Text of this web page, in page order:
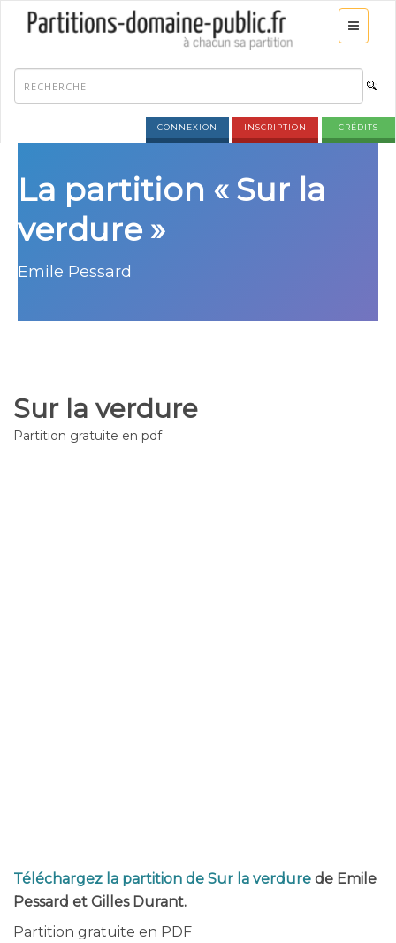
CONNEXION INSCRIPTION CRÉDITS
La partition « Sur la
verdure »
Emile Pessard
Sur la verdure
Partition gratuite en pdf
Téléchargez la partition de Sur la verdure de Emile
Pessard et Gilles Durant.
Partition gratuite en PDF